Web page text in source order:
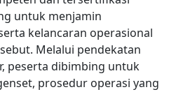
untuk menjamin
kelancaran operasional
Melalui pendekatan
peserta dibimbing untuk
prosedur operasi yang